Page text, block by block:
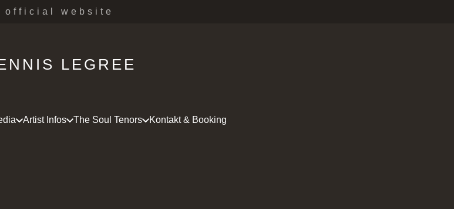
official website
LEGREE
Artist Infos The Soul Tenors Kontakt & Booking